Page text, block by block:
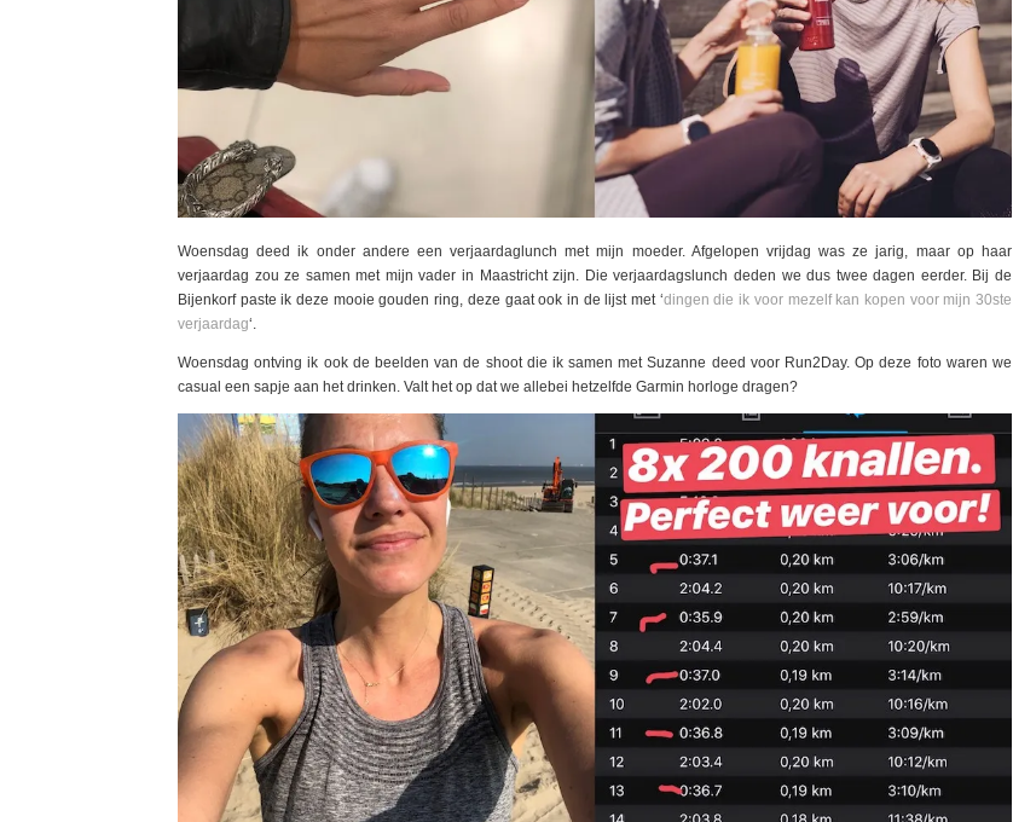
Woensdag deed ik onder andere een verjaardaglunch met mijn moeder. Afgelopen vrijdag was ze jarig, maar op haar
verjaardag zou ze samen met mijn vader in Maastricht zijn. Die verjaardagslunch deden we dus twee dagen eerder. Bij de
Bijenkorf paste ik deze mooie gouden ring, deze gaat ook in de lijst met ‘dingen die ik voor mezelf kan kopen voor mijn 30ste
verjaardag‘.
Woensdag ontving ik ook de beelden van de shoot die ik samen met Suzanne deed voor Run2Day. Op deze foto waren we
casual een sapje aan het drinken. Valt het op dat we allebei hetzelfde Garmin horloge dragen?